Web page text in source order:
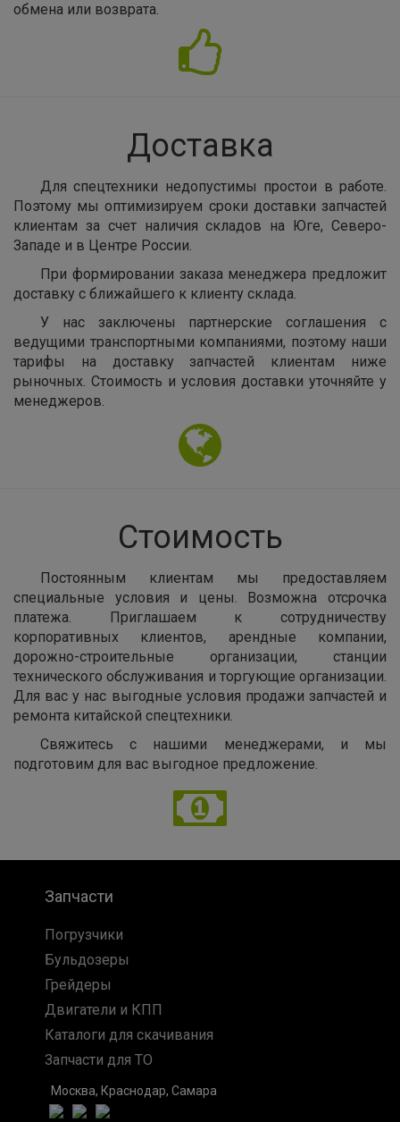
обмена или возврата.
Доставка
Для спецтехники недопустимы простои в работе.
Поэтому мы оптимизируем сроки доставки запчастей
клиентам за счет наличия складов на Юге, Северо-
Западе и в Центре России.
При формировании заказа менеджера предложит
доставку с ближайшего к клиенту склада.
У нас заключены партнерские соглашения с
ведущими транспортными компаниями, поэтому наши
тарифы на доставку запчастей клиентам ниже
рыночных. Стоимость и условия доставки уточняйте у
менеджеров.
Стоимость
Постоянным клиентам мы предоставляем
специальные условия и цены. Возможна отсрочка
платежа. Приглашаем к сотрудничеству
корпоративных клиентов, арендные компании,
дорожно-строительные организации, станции
технического обслуживания и торгующие организации.
Для вас у нас выгодные условия продажи запчастей и
ремонта китайской спецтехники.
Свяжитесь с нашими менеджерами, и мы
подготовим для вас выгодное предложение.
Запчасти
Погрузчики
Бульдозеры
Грейдеры
Двигатели и КПП
Каталоги для скачивания
Запчасти для ТО
Москва, Краснодар, Самара